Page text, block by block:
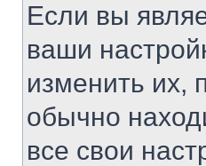
Если вы
ваши
изменить их,
обычно
все свои